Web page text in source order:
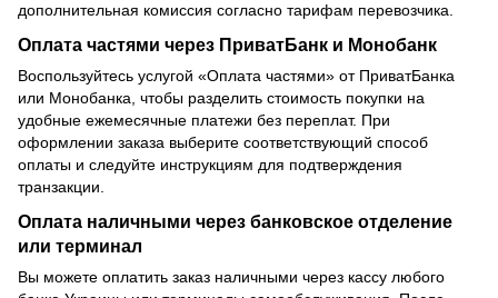
дополнительная комиссия согласно тарифам перевозчика.
Оплата частями через ПриватБанк и Монобанк
Воспользуйтесь услугой «Оплата частями» от ПриватБанка
или Монобанка, чтобы разделить стоимость покупки на
удобные ежемесячные платежи без переплат. При
оформлении заказа выберите соответствующий способ
оплаты и следуйте инструкциям для подтверждения
транзакции.
Оплата наличными через банковское отделение
или терминал
Вы можете оплатить заказ наличными через кассу любого